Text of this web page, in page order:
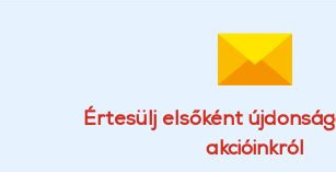
Értesülj elsőként
akcióinkról